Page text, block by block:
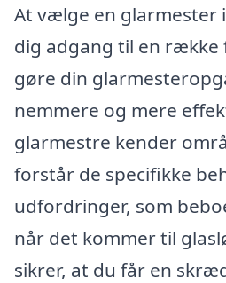
At vælge en glarmester
dig adgang til en række
gøre din
nemmere og mere
glarmestre kender
forstår de specifikke
udfordringer, som
når det kommer til
sikrer, at du får en